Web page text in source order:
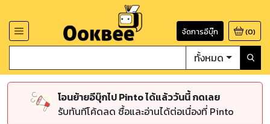
จัดการอีบุ๊ก (0)
ทั้งหมด
โอนย้ายอีบุ๊กไป Pinto ได้แล้ววันนี้ กดเลย
รับทันทีโค้ดลด ซื้อและอ่านได้ต่อเนื่องที่ Pinto